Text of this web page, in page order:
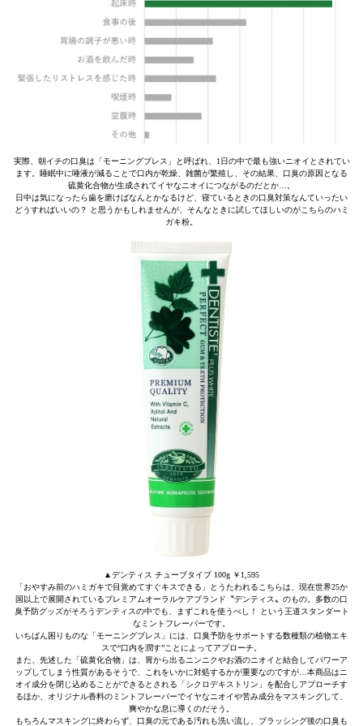
実際、朝イチの口臭は「モーニングブレス」と呼ばれ、1日の中で最も強いニオイとされてい
ます。睡眠中に唾液が減ることで口内が乾燥、雑菌が繁殖し、その結果、口臭の原因となる
硫黄化合物が生成されてイヤなニオイにつながるのだとか…。
日中は気になったら歯を磨けばなんとかなるけど、寝ているときの口臭対策なんていったい
どうすればいいの？ と思うかもしれませんが、そんなときに試してほしいのがこちらのハミ
ガキ粉。
▲デンティス チューブタイプ 100g ￥1,595
「おやすみ前のハミガキで目覚めてすぐキスできる」とうたわれるこちらは、現在世界25か
国以上で展開されているプレミアムオーラルケアブランド〝デンティス〟のもの。多数の口
臭予防グッズがそろうデンティスの中でも、まずこれを使うべし！ という王道スタンダート
なミントフレーバーです。
いちばん困りものな「モーニングブレス」には、口臭予防をサポートする数種類の植物エキ
スで“口内を潤す”ことによってアプローチ。
また、先述した「硫黄化合物」は、胃から出るニンニクやお酒のニオイと結合してパワーア
ップしてしまう性質があるそうで、これをいかに対処するかが重要なのですが…本商品はニ
オイ成分を閉じ込めることができるとされる「シクロデキストリン」を配合しアプローチす
るほか、オリジナル香料のミントフレーバーでイヤなニオイや苦み成分をマスキングして、
爽やかな息に導くのだそう。
もちろんマスキングに終わらず、口臭の元である汚れも洗い流し、ブラッシング後の口臭も